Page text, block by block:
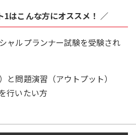
1はこんな方にオススメ！ ／
ャルプランナー試験を受験され
と問題演習（アウトプット）
行いたい方